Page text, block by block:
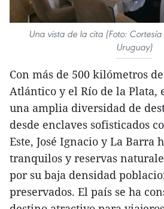
Una vista de la cita (Foto:
Uruguay)
Con más de 500 kilómetros
Atlántico y el Río de la Plata,
una amplia diversidad de
desde enclaves sofisticados
Este, José Ignacio y La Barra
tranquilos y reservas
por su baja densidad
preservados. El país se ha